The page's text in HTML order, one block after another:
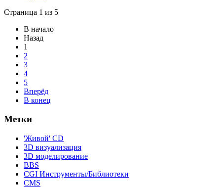
Страница 1 из 5
В начало
Назад
1
2
3
4
5
Вперёд
В конец
Метки
'Живой' CD
3D визуализация
3D моделирование
BBS
CGI Инструменты/Библиотеки
CMS